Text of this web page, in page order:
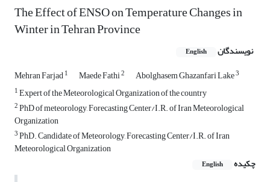
The Effect of ENSO on Temperature Changes in
Winter in Tehran Province
نویسندگان English
Mehran Farjad1 Maede Fathi2 Abolghasem Ghazanfari Lake3
1Expert of the Meteorological Organization of the country
2PhD of meteorology, Forecasting Center/I.R. of Iran Meteorological
Organization
3PhD. Candidate of Meteorology, Forecasting Center/I.R. of Iran
Meteorological Organization
چکیده
English